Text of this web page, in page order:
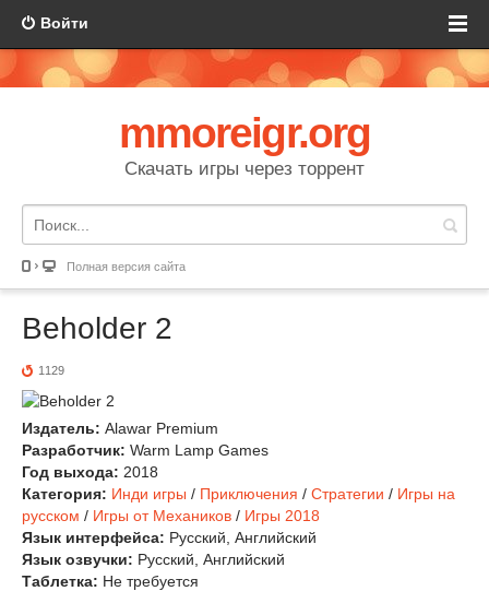
Войти
mmoreigr.org
Скачать игры через торрент
Полная версия сайта
Beholder 2
1129
Издатель: Alawar Premium
Разработчик: Warm Lamp Games
Год выхода: 2018
Категория: Инди игры / Приключения / Стратегии / Игры на
русском / Игры от Механиков / Игры 2018
Язык интерфейса: Русский, Английский
Язык озвучки: Русский, Английский
Таблетка: Не требуется